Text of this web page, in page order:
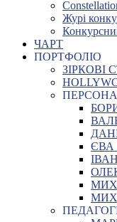
Журі
ЧАРТ
ПОРТФОЛІО
ЗІРКОВІ
ЄВА